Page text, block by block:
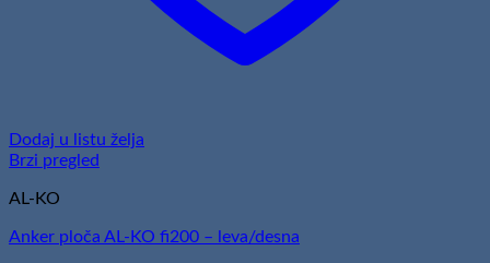
Dodaj u listu želja
Brzi pregled
AL-KO
Anker ploča AL-KO fi200 – leva/desna